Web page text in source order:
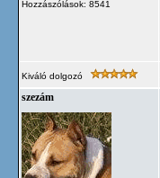
Hozzászólások: 8541
Kiváló dolgozó
szezám